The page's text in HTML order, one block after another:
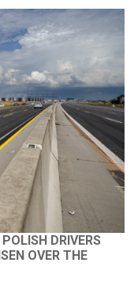
DRIVERS
OVER THE